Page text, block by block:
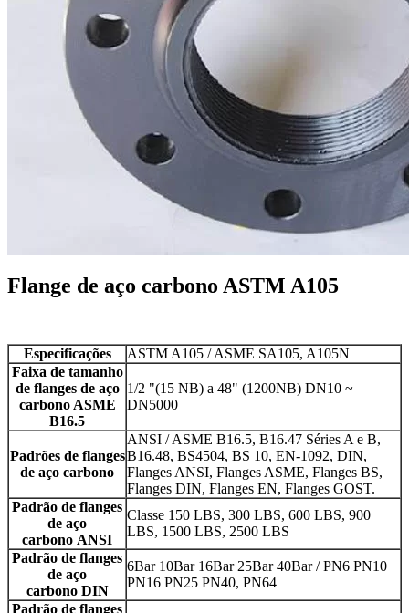
Flange de aço carbono ASTM A105
Especificações
ASTM A105 / ASME SA105, A105N
Faixa de tamanho
de flanges de aço
carbono ASME
B16.5
1/2 "(15 NB) a 48" (1200NB) DN10 ~
DN5000
Padrões de flanges
de aço carbono
ANSI / ASME B16.5, B16.47 Séries A e B,
B16.48, BS4504, BS 10, EN-1092, DIN,
Flanges ANSI, Flanges ASME, Flanges BS,
Flanges DIN, Flanges EN, Flanges GOST.
Padrão de flanges
de aço
carbono ANSI
Classe 150 LBS, 300 LBS, 600 LBS, 900
LBS, 1500 LBS, 2500 LBS
Padrão de flanges
de aço
carbonoDIN
6Bar 10Bar 16Bar 25Bar 40Bar / PN6 PN10
PN16 PN25 PN40, PN64
Padrão de flanges